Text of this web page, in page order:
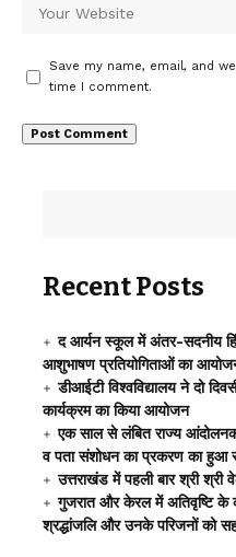
Save my name, email, and
time I comment.
Recent Posts
द आर्यन स्कूल में अंतर-सदनीय
आशुभाषण प्रतियोगिताओं का
डीआईटी विश्वविद्यालय ने दो
कार्यक्रम का किया आयोजन
एक साल से लंबित राज्य
व पता संशोधन का प्रकरण का हुआ
उत्तराखंड में पहली बार श्री
गुजरात और केरल में अतिवृष्टि के
श्रद्धांजलि और उनके परिजनों को